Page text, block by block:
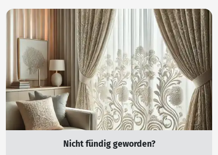
Nicht fündig geworden?